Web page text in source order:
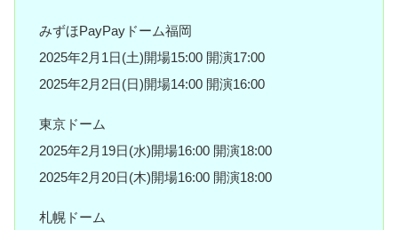
みずほPayPayドーム福岡
2025年2月1日(土)開場15:00 開演17:00
2025年2月2日(日)開場14:00 開演16:00
東京ドーム
2025年2月19日(水)開場16:00 開演18:00
2025年2月20日(木)開場16:00 開演18:00
札幌ドーム